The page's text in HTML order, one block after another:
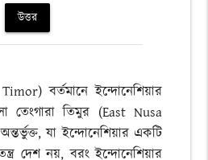
উত্তর
বর্তমানে ইন্দোনেশিয়ার
তিমুর (East Nusa
যা ইন্দোনেশিয়ার একটি
দেশ নয়, বরং ইন্দোনেশিয়ার